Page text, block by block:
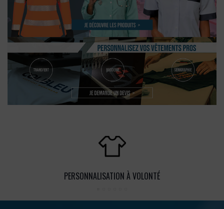
PERSONNALISATION À VOLONTÉ